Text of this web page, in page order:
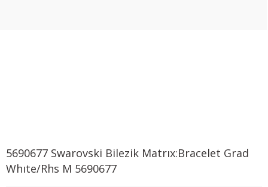
5690677 Swarovski Bilezik Matrıx:Bracelet Grad
Whıte/Rhs M 5690677